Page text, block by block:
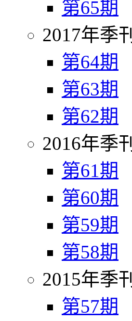
第65期
2017年季刊
第64期
第63期
第62期
2016年季刊
第61期
第60期
第59期
第58期
2015年季刊
第57期